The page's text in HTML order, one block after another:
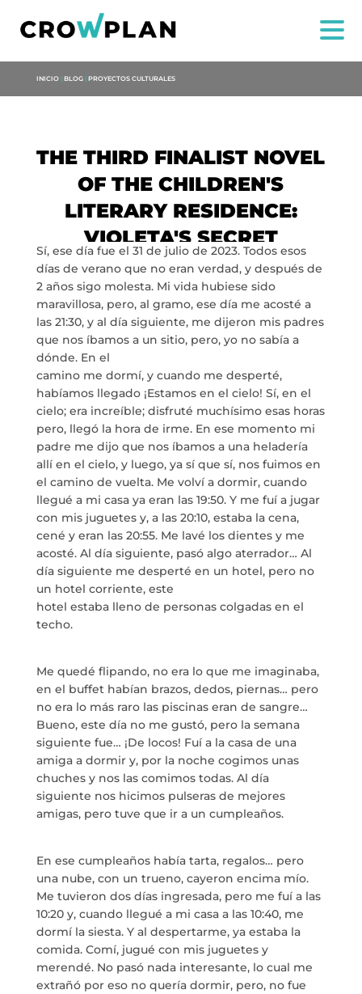
US
SERVICES
PROJECTS
MARIA ANCHIETA
BLOG
CONTACT
LA NEUROLITERATURA ENTRA
EN NUESTROS OBJETIVOS
porDigital
WE ARE TRANSPARENT
info@crowplan.com
922 28 00 28
INICIO | BLOG | PROYECTOS CULTURALES
THE THIRD FINALIST NOVEL
OF THE CHILDREN'S
LITERARY RESIDENCE:
VIOLETA'S SECRET
Sí, ese día fue el 31 de julio de 2023. Todos esos
días de verano que no eran verdad, y después de
2 años sigo molesta. Mi vida hubiese sido
maravillosa, pero, al gramo, ese día me acosté a
las 21:30, y al día siguiente, me dijeron mis padres
que nos íbamos a un sitio, pero, yo no sabía a
dónde. En el
camino me dormí, y cuando me desperté,
habíamos llegado ¡Estamos en el cielo! Sí, en el
cielo; era increíble; disfruté muchísimo esas horas
pero, llegó la hora de irme. En ese momento mi
padre me dijo que nos íbamos a una heladería
allí en el cielo, y luego, ya sí que sí, nos fuimos en
el camino de vuelta. Me volví a dormir, cuando
llegué a mi casa ya eran las 19:50. Y me fuí a jugar
con mis juguetes y, a las 20:10, estaba la cena,
cené y eran las 20:55. Me lavé los dientes y me
acosté. Al día siguiente, pasó algo aterrador… Al
día siguiente me desperté en un hotel, pero no
un hotel corriente, este
hotel estaba lleno de personas colgadas en el
techo.
Me quedé flipando, no era lo que me imaginaba,
en el buffet habían brazos, dedos, piernas… pero
no era lo más raro las piscinas eran de sangre…
Bueno, este día no me gustó, pero la semana
siguiente fue… ¡De locos! Fuí a la casa de una
amiga a dormir y, por la noche cogimos unas
chuches y nos las comimos todas. Al día
siguiente nos hicimos pulseras de mejores
amigas, pero tuve que ir a un cumpleaños.
En ese cumpleaños había tarta, regalos… pero
una nube, con un trueno, cayeron encima mío.
Me tuvieron dos días ingresada, pero me fuí a las
10:20 y, cuando llegué a mi casa a las 10:40, me
dormí la siesta. Y al despertarme, ya estaba la
comida. Comí, jugué con mis juguetes y
merendé. No pasó nada interesante, lo cual me
extrañó por eso no quería dormir, pero, no fue